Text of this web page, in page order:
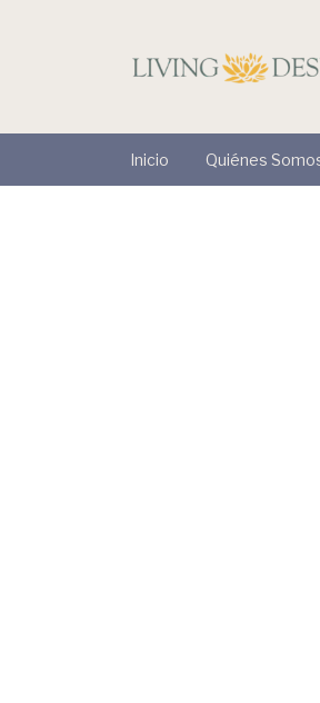
Inicio Quiénes